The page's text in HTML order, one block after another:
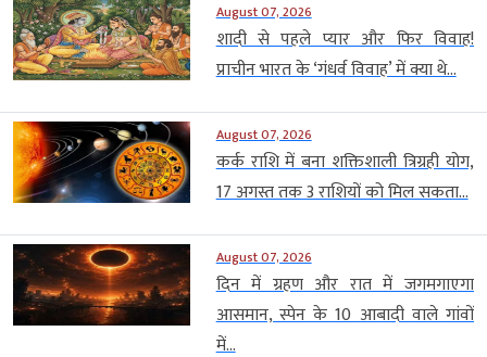
August 07, 2026
शादी से पहले प्यार और फिर विवाह!
प्राचीन भारत के ‘गंधर्व विवाह’ में क्या थे...
August 07, 2026
कर्क राशि में बना शक्तिशाली त्रिग्रही योग,
17 अगस्त तक 3 राशियों को मिल सकता...
August 07, 2026
दिन में ग्रहण और रात में जगमगाएगा
आसमान, स्पेन के 10 आबादी वाले गांवों
में...